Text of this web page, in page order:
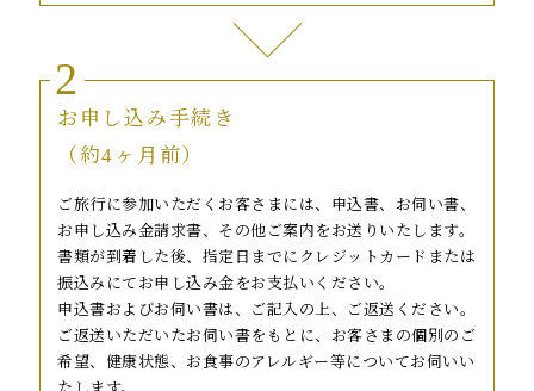
2
お申し込み手続き
（約4ヶ月前）
ご旅行に参加いただくお客さまには、申込書、お伺い書、
お申し込み金請求書、その他ご案内をお送りいたします。
書類が到着した後、指定日までにクレジットカードまたは
振込みにてお申し込み金をお支払いください。
申込書およびお伺い書は、ご記入の上、ご返送ください。
ご返送いただいたお伺い書をもとに、お客さまの個別のご
希望、健康状態、お食事のアレルギー等についてお伺いい